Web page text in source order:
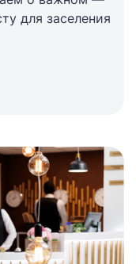
для заселения